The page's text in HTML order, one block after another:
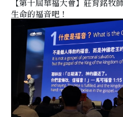
【第十屆華福大會】莊育銘牧
生命的福音吧！